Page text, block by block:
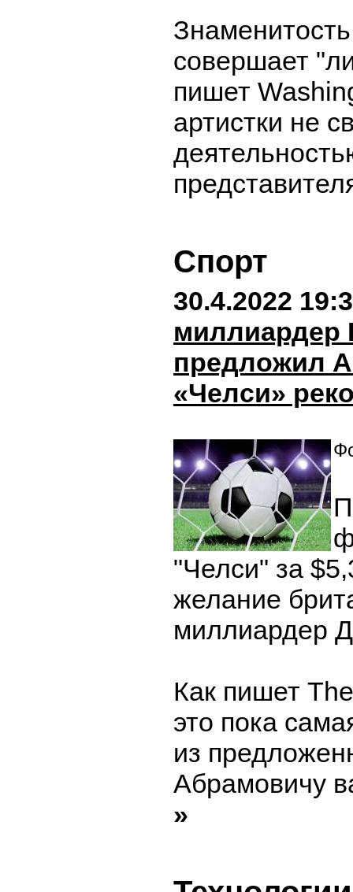
совершает
пишет
артистки не
Спорт
30.4.2022
предложил
«Челси»
"Челси" за
желание
миллиардер
Как пишет
это пока
из
Абрамовичу
»